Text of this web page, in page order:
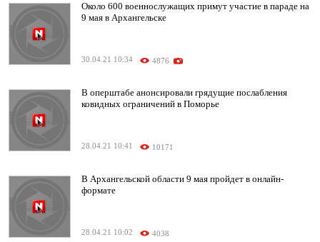
Около 600 военнослужащих примут участие в параде на
9 мая в Архангельске
30.04.21 10:34 4876
В оперштабе анонсировали грядущие послабления
ковидных ограничений в Поморье
28.04.21 10:41 10171
В Архангельской области 9 мая пройдет в онлайн-
формате
28.04.21 10:02 4038